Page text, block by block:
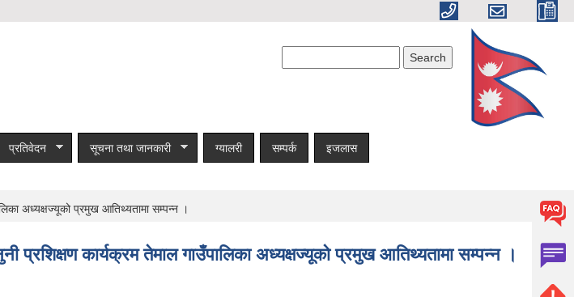
प्रतिवेदन सूचना तथा जानकारी ग्यालरी सम्पर्क इजलास
अध्यक्षज्यूको प्रमुख आतिथ्यतामा सम्पन्न ।
प्रशिक्षण कार्यक्रम तेमाल गाउँपालिका अध्यक्षज्यूको प्रमुख आतिथ्यतामा सम्पन्न ।